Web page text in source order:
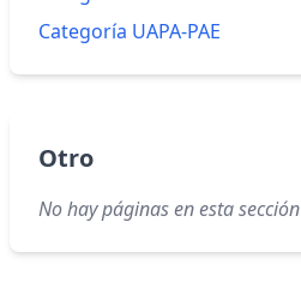
Categoría UAPA-PAE
Otro
No hay páginas en esta sección